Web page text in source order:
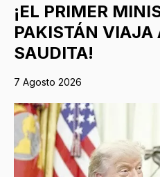
¡EL PRIMER
PAKISTÁN VIAJA
SAUDITA!
7 Agosto 2026